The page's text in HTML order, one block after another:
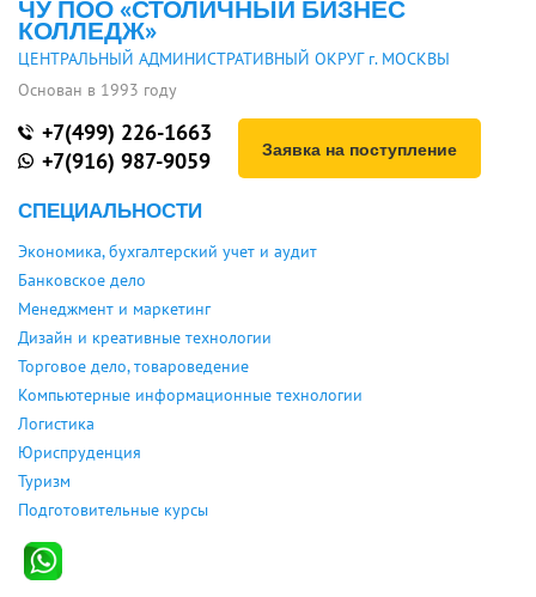
ЧУ ПОО «СТОЛИЧНЫЙ БИЗНЕС
КОЛЛЕДЖ»
ЦЕНТРАЛЬНЫЙ АДМИНИСТРАТИВНЫЙ ОКРУГ г. МОСКВЫ
Основан в 1993 году
+7(499) 226-1663
+7(916) 987-9059
Заявка на поступление
СПЕЦИАЛЬНОСТИ
Экономика, бухгалтерский учет и аудит
Банковское дело
Менеджмент и маркетинг
Дизайн и креативные технологии
Торговое дело, товароведение
Компьютерные информационные технологии
Логистика
Юриспруденция
Туризм
Подготовительные курсы